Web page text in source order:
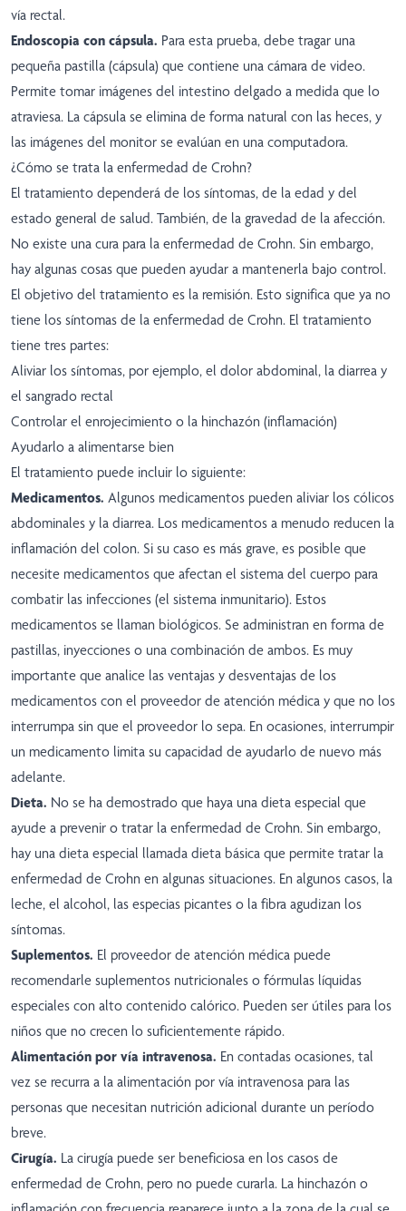
vía rectal.
Endoscopia con cápsula. Para esta prueba, debe tragar una
pequeña pastilla (cápsula) que contiene una cámara de video.
Permite tomar imágenes del intestino delgado a medida que lo
atraviesa. La cápsula se elimina de forma natural con las heces, y
las imágenes del monitor se evalúan en una computadora.
¿Cómo se trata la enfermedad de Crohn?
El tratamiento dependerá de los síntomas, de la edad y del
estado general de salud. También, de la gravedad de la afección.
No existe una cura para la enfermedad de Crohn. Sin embargo,
hay algunas cosas que pueden ayudar a mantenerla bajo control.
El objetivo del tratamiento es la remisión. Esto significa que ya no
tiene los síntomas de la enfermedad de Crohn. El tratamiento
tiene tres partes:
Aliviar los síntomas, por ejemplo, el dolor abdominal, la diarrea y
el sangrado rectal
Controlar el enrojecimiento o la hinchazón (inflamación)
Ayudarlo a alimentarse bien
El tratamiento puede incluir lo siguiente:
Medicamentos. Algunos medicamentos pueden aliviar los cólicos
abdominales y la diarrea. Los medicamentos a menudo reducen la
inflamación del colon. Si su caso es más grave, es posible que
necesite medicamentos que afectan el sistema del cuerpo para
combatir las infecciones (el sistema inmunitario). Estos
medicamentos se llaman biológicos. Se administran en forma de
pastillas, inyecciones o una combinación de ambos. Es muy
importante que analice las ventajas y desventajas de los
medicamentos con el proveedor de atención médica y que no los
interrumpa sin que el proveedor lo sepa. En ocasiones, interrumpir
un medicamento limita su capacidad de ayudarlo de nuevo más
adelante.
Dieta. No se ha demostrado que haya una dieta especial que
ayude a prevenir o tratar la enfermedad de Crohn. Sin embargo,
hay una dieta especial llamada dieta básica que permite tratar la
enfermedad de Crohn en algunas situaciones. En algunos casos, la
leche, el alcohol, las especias picantes o la fibra agudizan los
síntomas.
Suplementos. El proveedor de atención médica puede
recomendarle suplementos nutricionales o fórmulas líquidas
especiales con alto contenido calórico. Pueden ser útiles para los
niños que no crecen lo suficientemente rápido.
Alimentación por vía intravenosa. En contadas ocasiones, tal
vez se recurra a la alimentación por vía intravenosa para las
personas que necesitan nutrición adicional durante un período
breve.
Cirugía. La cirugía puede ser beneficiosa en los casos de
enfermedad de Crohn, pero no puede curarla. La hinchazón o